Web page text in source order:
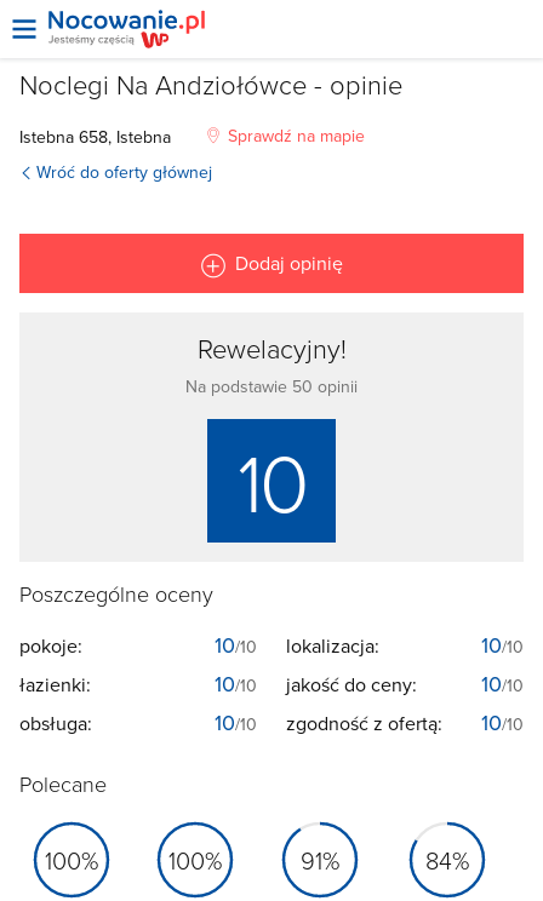
Noclegi Na Andziołówce - opinie
Istebna 658, Istebna
Sprawdź na mapie
Wróć do oferty głównej
Dodaj opinię
Rewelacyjny!
Na podstawie 50 opinii
10
Poszczególne oceny
pokoje: 10/10
łazienki: 10/10
obsługa: 10/10
lokalizacja: 10/10
jakość do ceny: 10/10
zgodność z ofertą: 10/10
Polecane
100% 100% 91% 84%